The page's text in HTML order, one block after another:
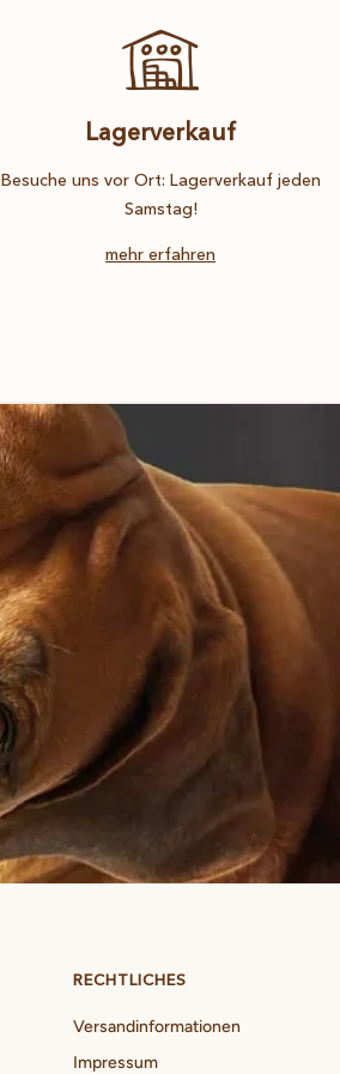
Lagerverkauf
Besuche uns vor Ort: Lagerverkauf jeden
Samstag!
mehr erfahren
RECHTLICHES
Versandinformationen
Impressum